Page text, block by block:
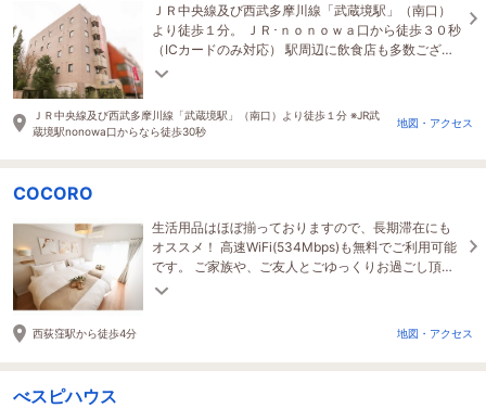
ＪＲ中央線及び西武多摩川線「武蔵境駅」（南口）
より徒歩１分。 ＪＲ･ｎｏｎｏｗａ口から徒歩３０秒
（ICカードのみ対応） 駅周辺に飲食店も多数ござい
ます。
ＪＲ中央線及び西武多摩川線「武蔵境駅」（南口）より徒歩１分 ※JR武
蔵境駅nonowa口からなら徒歩30秒
地図・アクセス
COCORO
生活用品はほぼ揃っておりますので、長期滞在にも
オススメ！ 高速WiFi(534Mbps)も無料でご利用可能
です。 ご家族や、ご友人とごゆっくりお過ごし頂け
ます。
西荻窪駅から徒歩4分 地図・アクセス
べスピハウス